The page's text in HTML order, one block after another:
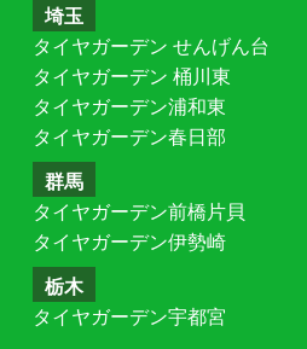
埼玉
タイヤガーデン せんげん台
タイヤガーデン 桶川東
タイヤガーデン浦和東
タイヤガーデン春日部
群馬
タイヤガーデン前橋片貝
タイヤガーデン伊勢崎
栃木
タイヤガーデン宇都宮